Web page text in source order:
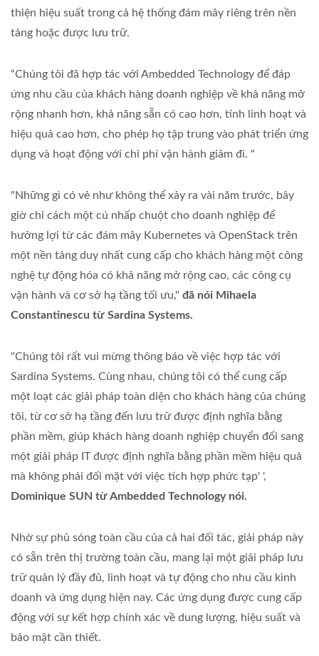
thiện hiệu suất trong cả hệ thống đám mây riêng trên nền
tảng hoặc được lưu trữ.
“Chúng tôi đã hợp tác với Ambedded Technology để đáp
ứng nhu cầu của khách hàng doanh nghiệp về khả năng mở
rộng nhanh hơn, khả năng sẵn có cao hơn, tính linh hoạt và
hiệu quả cao hơn, cho phép họ tập trung vào phát triển ứng
dụng và hoạt động với chi phí vận hành giảm đi. "
"Những gì có vẻ như không thể xảy ra vài năm trước, bây
giờ chỉ cách một cú nhấp chuột cho doanh nghiệp để
hưởng lợi từ các đám mây Kubernetes và OpenStack trên
một nền tảng duy nhất cung cấp cho khách hàng một công
nghệ tự động hóa có khả năng mở rộng cao, các công cụ
vận hành và cơ sở hạ tầng tối ưu," đã nói Mihaela
Constantinescu từ Sardina Systems.
"Chúng tôi rất vui mừng thông báo về việc hợp tác với
Sardina Systems. Cùng nhau, chúng tôi có thể cung cấp
một loạt các giải pháp toàn diện cho khách hàng của chúng
tôi, từ cơ sở hạ tầng đến lưu trữ được định nghĩa bằng
phần mềm, giúp khách hàng doanh nghiệp chuyển đổi sang
một giải pháp IT được định nghĩa bằng phần mềm hiệu quả
mà không phải đối mặt với việc tích hợp phức tạp' ',
Dominique SUN từ Ambedded Technology nói.
Nhờ sự phủ sóng toàn cầu của cả hai đối tác, giải pháp này
có sẵn trên thị trường toàn cầu, mang lại một giải pháp lưu
trữ quản lý đầy đủ, linh hoạt và tự động cho nhu cầu kinh
doanh và ứng dụng hiện nay. Các ứng dụng được cung cấp
động với sự kết hợp chính xác về dung lượng, hiệu suất và
bảo mật cần thiết.